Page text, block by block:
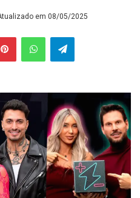
em 08/05/2025
PinterestWhatsAppTelegram